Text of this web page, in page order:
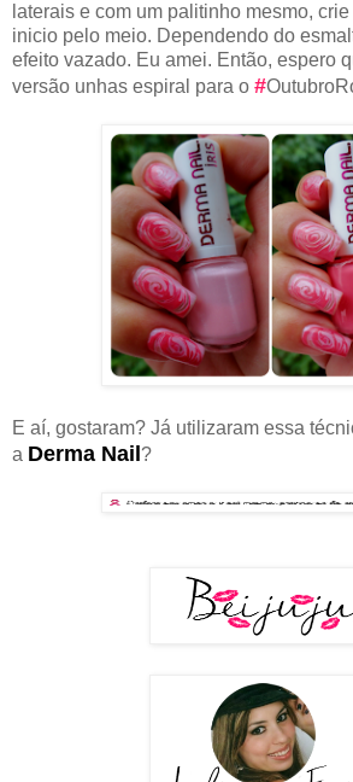
laterais e com um palitinho mesmo,
inicio pelo meio. Dependendo do
efeito vazado. Eu amei. Então, espero
versão unhas espiral para o #
E aí, gostaram? Já utilizaram essa
a Derma Nail ?